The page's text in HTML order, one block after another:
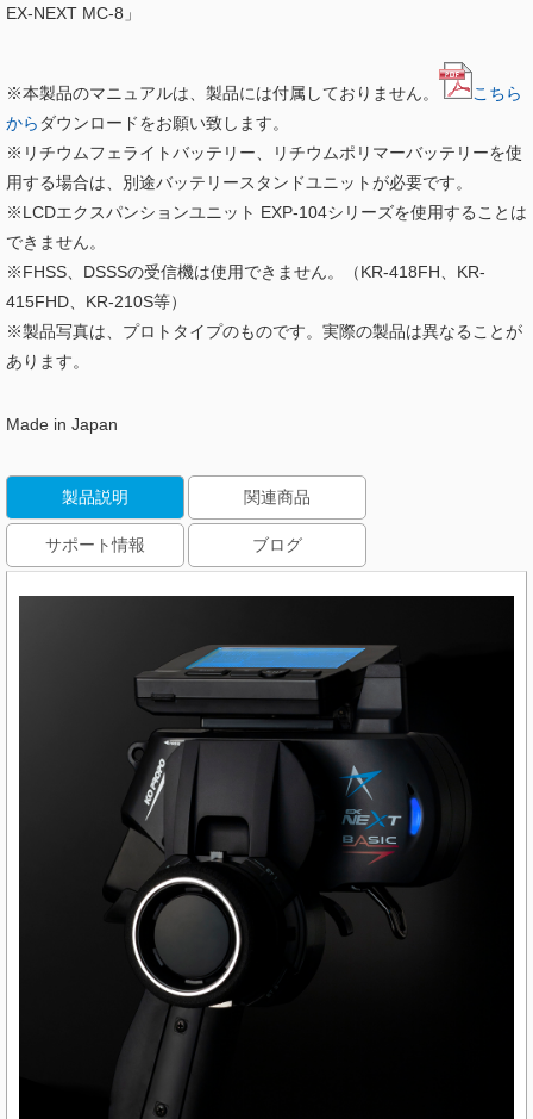
EX-NEXT MC-8」
※本製品のマニュアルは、製品には付属しておりません。
こちら
から ダウンロードをお願い致します。
※リチウムフェライトバッテリー、リチウムポリマーバッテリーを使
用する場合は、別途バッテリースタンドユニットが必要です。
※LCDエクスパンションユニット EXP-104シリーズを使用することは
できません。
※FHSS、DSSSの受信機は使用できません。（KR-418FH、KR-
415FHD、KR-210S等）
※製品写真は、プロトタイプのものです。実際の製品は異なることが
あります。
Made in Japan
製品説明 関連商品
サポート情報 ブログ